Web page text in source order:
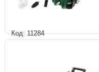
Код: 11284